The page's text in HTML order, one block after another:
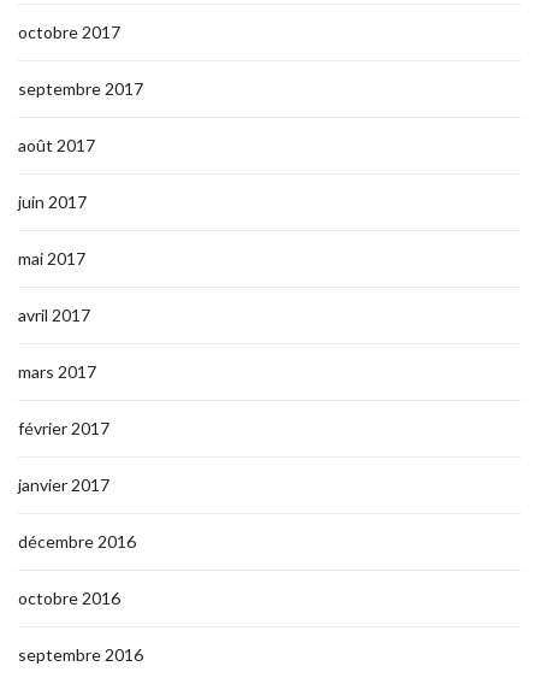
octobre 2017
septembre 2017
août 2017
juin 2017
mai 2017
avril 2017
mars 2017
février 2017
janvier 2017
décembre 2016
octobre 2016
septembre 2016